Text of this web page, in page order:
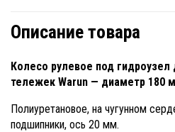
Описание товара
Колесо рулевое под гидроузел
тележек Warun — диаметр 180
Полиуретановое, на чугунном
подшипники, ось 20 мм.